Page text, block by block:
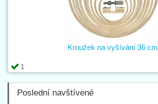
1
Kroužek na vyšívání 36 cm
Poslední navštívené